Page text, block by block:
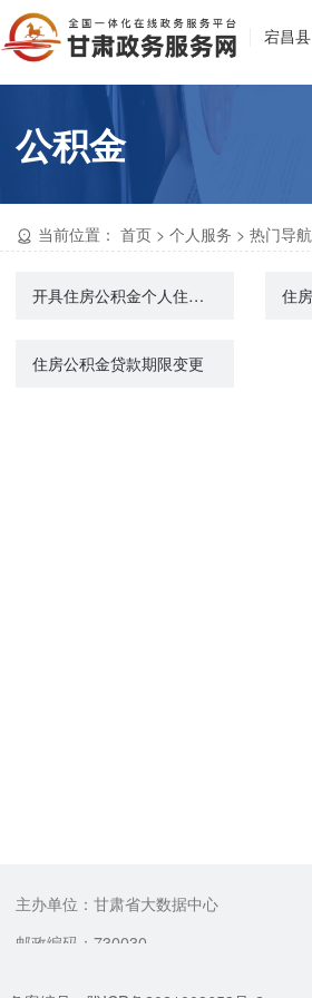
宕昌县
公积金
当前位置： 首页 >个人服务 >热门导航
开具住房公积金个人住房贷款全部还清证明
住房公积金贷款期限变更
主办单位：甘肃省大数据中心
邮政编码：730030